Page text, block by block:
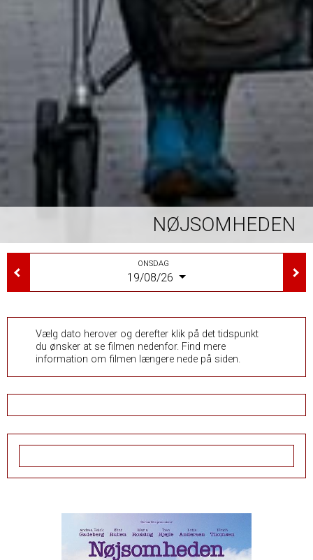
NØJSOMHEDEN
ONSDAG
19/08/26
Vælg dato herover og derefter klik på det tidspunkt
du ønsker at se filmen nedenfor. Find mere
information om filmen længere nede på siden.